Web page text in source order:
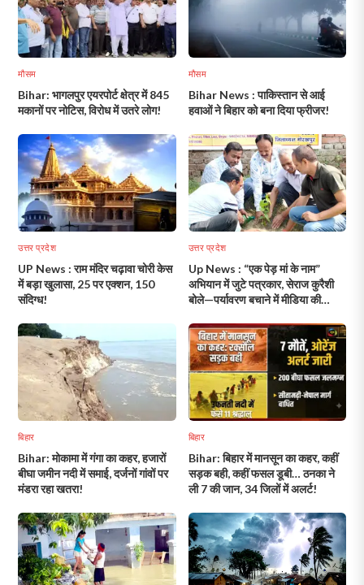
मौसम
Bihar: भागलपुर एयरपोर्ट क्षेत्र में 845
मकानों पर नोटिस, विरोध में उतरे लोग!
मौसम
Bihar News : पाकिस्तान से आई
हवाओं ने बिहार को बना दिया फ्रीजर!
उत्तर प्रदेश
UP News : राम मंदिर चढ़ावा चोरी केस
में बड़ा खुलासा, 25 पर एक्शन, 150
संदिग्ध!
उत्तर प्रदेश
Up News : “एक पेड़ मां के नाम”
अभियान में जुटे पत्रकार, सेराज कुरैशी
बोले—पर्यावरण बचाने में मीडिया की
बिहार
Bihar: मोकामा में गंगा का कहर, हजारों
बीघा जमीन नदी में समाई, दर्जनों गांवों पर
मंडरा रहा खतरा!
बिहार
Bihar: बिहार में मानसून का कहर, कहीं
सड़क बही, कहीं फसल डूबी… ठनका ने
ली 7 की जान, 34 जिलों में अलर्ट!